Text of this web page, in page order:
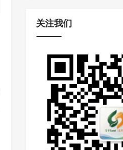
关注我们